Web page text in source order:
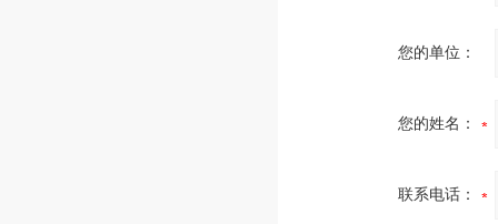
您的单位：
您的姓名：
联系电话：